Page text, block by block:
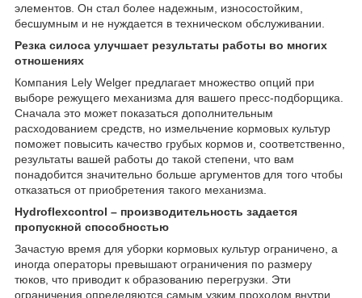
элементов. Он стал более надежным, износостойким,
бесшумным и не нуждается в техническом обслуживании.
Резка силоса улучшает результаты работы во многих
отношениях
Компания Lely Welger предлагает множество опций при
выборе режущего механизма для вашего пресс-подборщика.
Сначала это может показаться дополнительным
расходованием средств, но измельчение кормовых культур
поможет повысить качество грубых кормов и, соответственно,
результаты вашей работы до такой степени, что вам
понадобится значительно больше аргументов для того чтобы
отказаться от приобретения такого механизма.
Hydroflexcontrol – производительность задается
пропускной способностью
Зачастую время для уборки кормовых культур ограничено, а
иногда операторы превышают ограничения по размеру
тюков, что приводит к образованию перегрузки. Эти
ограничения определяются самым узким проходом внутри